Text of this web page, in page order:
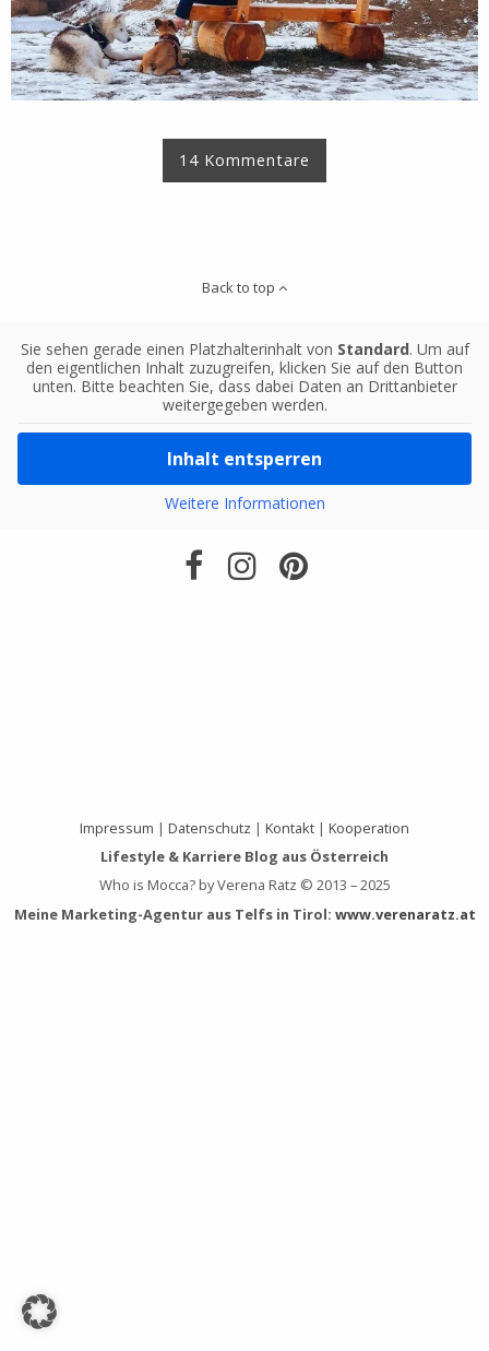
14 Kommentare
Back to top
Sie sehen gerade einen Platzhalterinhalt von Standard. Um auf
den eigentlichen Inhalt zuzugreifen, klicken Sie auf den Button
unten. Bitte beachten Sie, dass dabei Daten an Drittanbieter
weitergegeben werden.
Inhalt entsperren
Weitere Informationen
Impressum | Datenschutz | Kontakt | Kooperation
Lifestyle & Karriere Blog aus Österreich
Who is Mocca? by Verena Ratz © 2013 – 2025
Meine Marketing-Agentur aus Telfs in Tirol: www.verenaratz.at